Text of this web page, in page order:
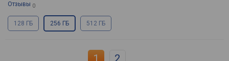
Отзывы 0
128 ГБ 256 ГБ 512 ГБ
1 2